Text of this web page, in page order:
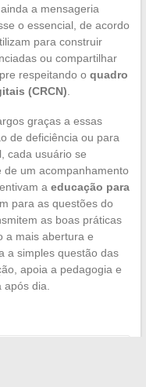
a mensageria
o essencial, de acordo
para construir
ou compartilhar
respeitando o quadro
(CRCN)
graças a essas
de deficiência ou para
cada usuário se
um acompanhamento
a educação para
para as questões do
as boas práticas
a mais abertura e
a simples questão das
apoia a pedagogia e
dia.